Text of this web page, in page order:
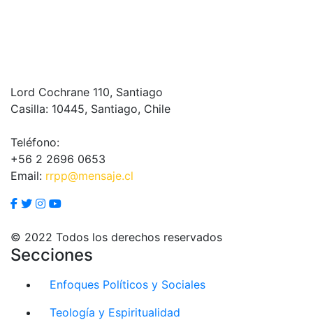
Lord Cochrane 110, Santiago
Casilla: 10445, Santiago, Chile
Teléfono:
+56 2 2696 0653
Email: rrpp@mensaje.cl
© 2022 Todos los derechos reservados
Secciones
Enfoques Políticos y Sociales
Teología y Espiritualidad